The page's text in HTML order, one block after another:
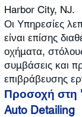
Harbor City, NJ.
Οι Υπηρεσίες
είναι επίσης
οχήματα,
συμβάσεις και
επιβράβευσης
Προσοχή στη
Auto Detailing